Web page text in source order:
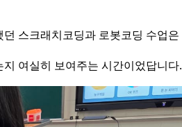
스크래치코딩과 로봇코딩 수업은
여실히 보여주는 시간이었답니다.